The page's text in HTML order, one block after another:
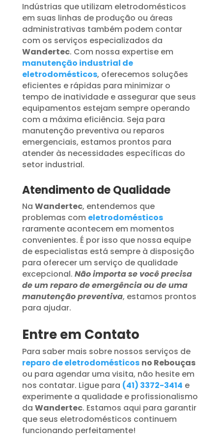
Indústrias que utilizam eletrodomésticos
em suas linhas de produção ou áreas
administrativas também podem contar
com os serviços especializados da
Wandertec. Com nossa expertise em
manutenção industrial de
eletrodomésticos, oferecemos soluções
eficientes e rápidas para minimizar o
tempo de inatividade e assegurar que seus
equipamentos estejam sempre operando
com a máxima eficiência. Seja para
manutenção preventiva ou reparos
emergenciais, estamos prontos para
atender às necessidades específicas do
setor industrial.
Atendimento de Qualidade
Na Wandertec, entendemos que
problemas com eletrodomésticos
raramente acontecem em momentos
convenientes. É por isso que nossa equipe
de especialistas está sempre à disposição
para oferecer um serviço de qualidade
excepcional. Não importa se você precisa
de um reparo de emergência ou de uma
manutenção preventiva, estamos prontos
para ajudar.
Entre em Contato
Para saber mais sobre nossos serviços de
reparo de eletrodomésticos no Rebouças
ou para agendar uma visita, não hesite em
nos contatar. Ligue para (41) 3372-3414 e
experimente a qualidade e profissionalismo
da Wandertec. Estamos aqui para garantir
que seus eletrodomésticos continuem
funcionando perfeitamente!